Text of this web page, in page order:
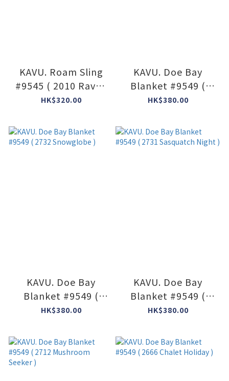
KAVU. Roam Sling
#9545 ( 2010 Raven
)
HK$320.00
KAVU. Doe Bay
Blanket #9549 (
2531 Fiddlehead )
HK$380.00
KAVU. Doe Bay
Blanket #9549 (
2732 Snowglobe )
HK$380.00
KAVU. Doe Bay
Blanket #9549 (
2731 Sasquatch
HK$380.00